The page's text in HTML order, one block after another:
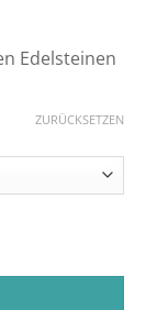
Edelsteinen
ZURÜCKSETZEN